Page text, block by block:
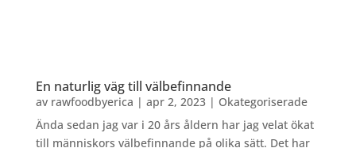
En naturlig väg till välbefinnande
av rawfoodbyerica | apr 2, 2023| Okategoriserade
Ända sedan jag var i 20 års åldern har jag velat ökat
till människors välbefinnande på olika sätt. Det har